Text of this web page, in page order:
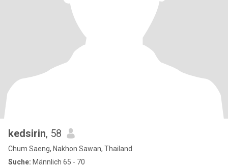
kedsirin, 58
Chum Saeng, Nakhon Sawan, Thailand
Suche: Männlich 65 - 70